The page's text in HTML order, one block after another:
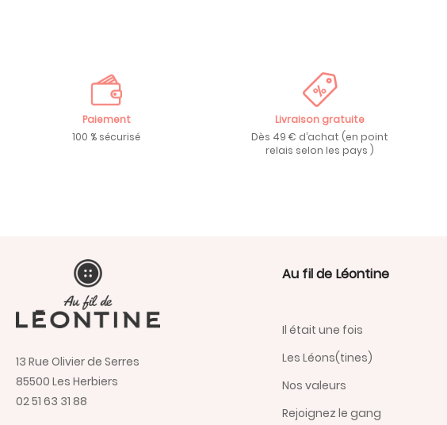
Paiement
100 % sécurisé
Livraison gratuite
Dès 49 € d’achat (en point
relais selon les pays )
13 Rue Olivier de Serres
85500 Les Herbiers
02 51 63 31 88
Au fil de Léontine
Il était une fois
Les Léons(tines)
Nos valeurs
Rejoignez le gang